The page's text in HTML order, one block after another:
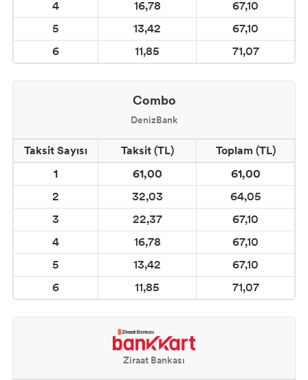
4
16,78
67,10
5
13,42
67,10
6
11,85 71,07
Combo
DenizBank
Taksit Sayısı Taksit (TL)
Toplam (TL)
1
61,00
61,00
2
32,03
64,05
3
22,37
67,10
4
16,78
67,10
5
13,42
67,10
6
11,85 71,07
Ziraat Bankası